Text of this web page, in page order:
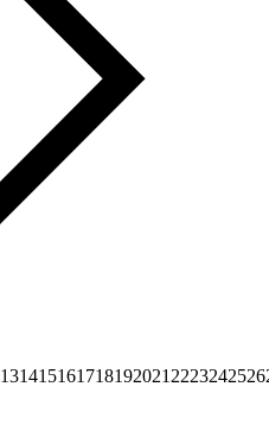
131415161718192021 2223242526